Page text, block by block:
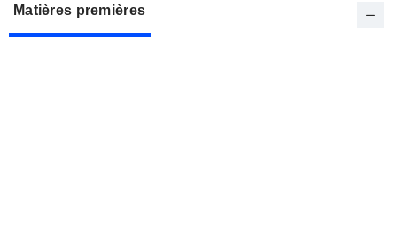
Matières premières